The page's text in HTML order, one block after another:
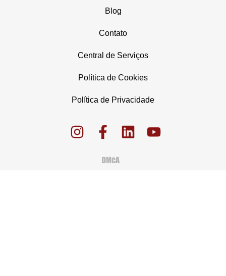
Blog
Contato
Central de Serviços
Política de Cookies
Política de Privacidade